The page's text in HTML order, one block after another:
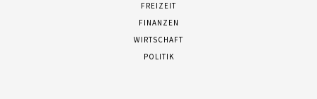
FREIZEIT
FINANZEN
WIRTSCHAFT
POLITIK